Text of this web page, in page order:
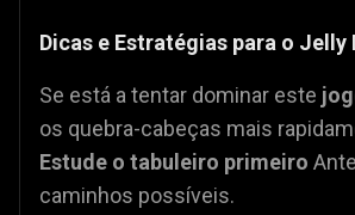
Dicas e Estratégias para o Jelly
Se está a tentar dominar este
os quebra-cabeças mais
Estude o tabuleiro primeiro
caminhos possíveis.